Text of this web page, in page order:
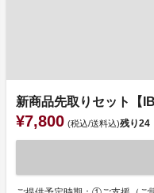
新商品先取りセット【
¥7,800 (税込/送料込)残り24